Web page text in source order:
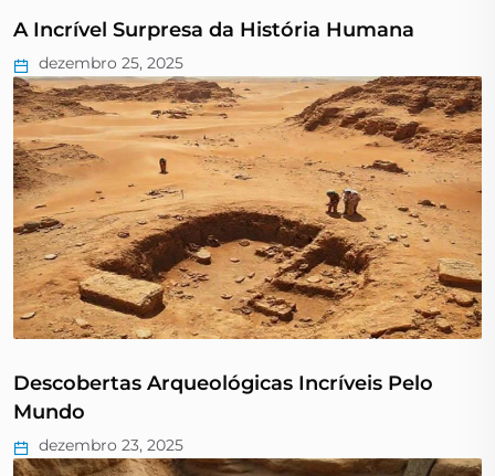
A Incrível Surpresa da História Humana
dezembro 25, 2025
Descobertas Arqueológicas Incríveis Pelo
Mundo
dezembro 23, 2025